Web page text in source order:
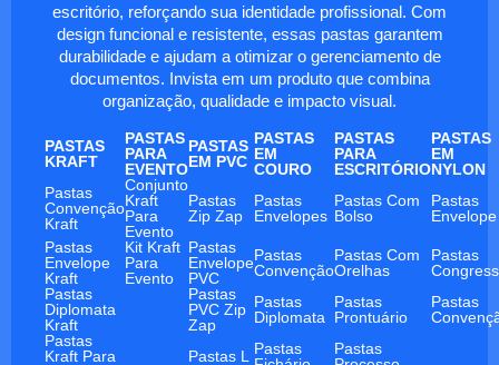
escritório, reforçando sua identidade profissional. Com
design funcional e resistente, essas pastas garantem
durabilidade e ajudam a otimizar o gerenciamento de
documentos. Invista em um produto que combina
organização, qualidade e impacto visual.
PASTAS
KRAFT
PASTAS
PARA
EVENTO
PASTAS
EM PVC
PASTAS
EM
COURO
PASTAS
PARA
ESCRITÓRIO
PASTAS
EM
NYLON
Pastas
Convenção
Kraft
Conjunto
Kraft
Para
Evento
Pastas
Zip Zap
Pastas
Envelopes
Pastas Com
Bolso
Pastas
Envelope
Pastas
Envelope
Kraft
Kit Kraft
Para
Evento
Pastas
Envelope
PVC
Pastas
Convenção
Pastas Com
Orelhas
Pastas
Pastas
Diplomata
Kraft
Pastas
PVC Zip
Zap
Pastas
Diplomata
Pastas
Prontuário
Pastas
Pastas
Kraft Para
Pastas L
Pastas
Pastas